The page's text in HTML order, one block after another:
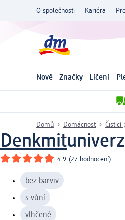
O společnosti Kariéra
Nově Značky Líčení
Domů Domácnost Čisticí
Denkmit
4.9 (27 hodnocení)
bez barviv
s vůní
vlhčené